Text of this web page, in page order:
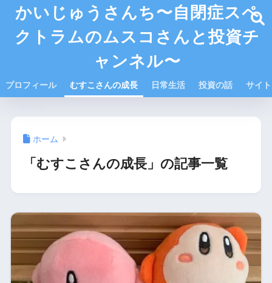
かいじゅうさんち〜自閉症スペ
クトラムのムスコさんと投資チ
ャンネル〜
プロフィール むすこさんの成長 日常生活 投資の話 サイ
ホーム
「むすこさんの成長」の記事一覧